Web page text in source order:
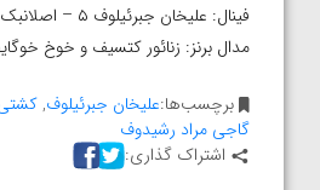
فینال: علیخان جبرئیلوف ۵ – اصلانبک سوتیف ۰
مدال برنز: زنائور کتسیف و خوخ
برچسب‌ها:علیخان جبرئیلوف,کشتی
گاجی مراد رشیدوف
اشتراک گذاری: